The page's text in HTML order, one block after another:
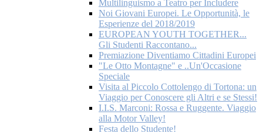
Multilinguismo a Teatro per Includere
Noi Giovani Europei. Le Opportunità, le
Esperienze del 2018/2019
EUROPEAN YOUTH TOGETHER...
Gli Studenti Raccontano...
Premiazione Diventiamo Cittadini Europei
"Le Otto Montagne" e ..Un'Occasione
Speciale
Visita al Piccolo Cottolengo di Tortona: un
Viaggio per Conoscere gli Altri e se Stessi!
I.I.S. Marconi: Rossa e Ruggente. Viaggio
alla Motor Valley!
Festa dello Studente!